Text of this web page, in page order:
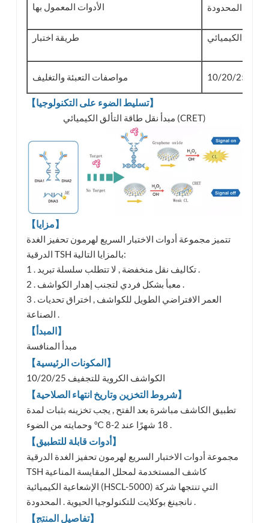
الأدوات المعمول بها
طريقة اختبار الكيميائي
مواصفات التعبئة والتغليف
【تسليط الضوء على التكنولوجيا】
مبدأ نقل طاقة التألق الكيميائي (CRET)
【مزايا】
تتميز مجموعة أدوات الاختبار السريع لهرمون تحفيز الغدة
الدرقية TSH بالمزايا التالية:
1 . تكاليف نقل منخفضة , لا تتطلب سلسلة تبريد .
3 . العمر الافتراضي الطويل للكواشف , اختراق تحديات
【المبدأ】
مبدأ المنافسة
【المكونات الرئيسية】
10/20/25 الكواشف الكروية للتجفيف
【شروط التخزين وتاريخ انتهاء الصلاحية】
تطبيق الكاشف مباشرة بعد الفتح , يجب تخزينه بثبات لمدة
【أدوات قابلة للتطبيق】
مجموعة أدوات الاختبار السريع لهرمون تحفيز الغدة الدرقية
TSH كاشف المستخدمة لمحلل المقايسة المناعية
الإشعاعية الكيميائية (HSCL-5000) التي تنتجها شركة
【تفاصيل المنتج】